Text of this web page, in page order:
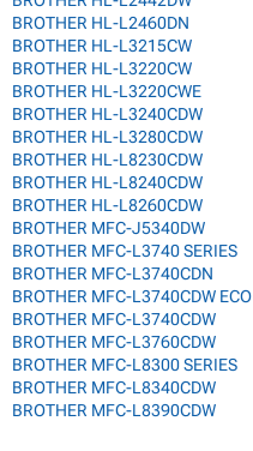
BROTHER HL-L2460DN
BROTHER HL-L3215CW
BROTHER HL-L3220CW
BROTHER HL-L3220CWE
BROTHER HL-L3240CDW
BROTHER HL-L3280CDW
BROTHER HL-L8230CDW
BROTHER HL-L8240CDW
BROTHER HL-L8260CDW
BROTHER MFC-J5340DW
BROTHER MFC-L3740 SERIES
BROTHER MFC-L3740CDN
BROTHER MFC-L3740CDW ECO
BROTHER MFC-L3740CDW
BROTHER MFC-L3760CDW
BROTHER MFC-L8300 SERIES
BROTHER MFC-L8340CDW
BROTHER MFC-L8390CDW